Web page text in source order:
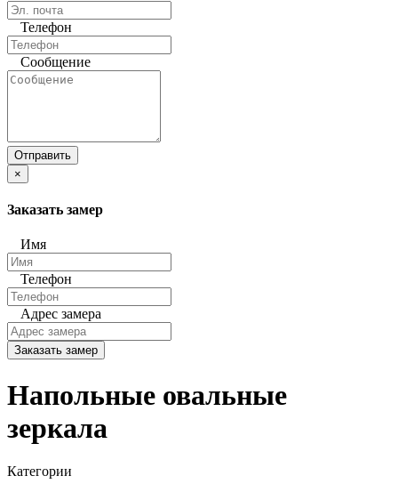
Телефон
Сообщение
Отправить
×
Заказать замер
Имя
Телефон
Адрес замера
Заказать замер
Напольные овальные
зеркала
Категории